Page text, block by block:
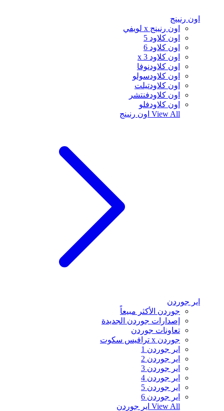
اون رنينج
اون رنينج x لويفي
اون كلاود 5
اون كلاود 6
اون كلاود x 3
اون كلاودنوفا
اون كلاودسولو
اون كلاودتيلت
اون كلاودفنتشر
اون كلاودفلو
View All اون رنينج
اير جوردن
جوردن الأكثر مبيعاً
إصدارات جوردن الجديدة
تعاونات جوردن
جوردن x ترافيس سكوت
اير جوردن 1
اير جوردن 2
اير جوردن 3
اير جوردن 4
اير جوردن 5
اير جوردن 6
View All اير جوردن